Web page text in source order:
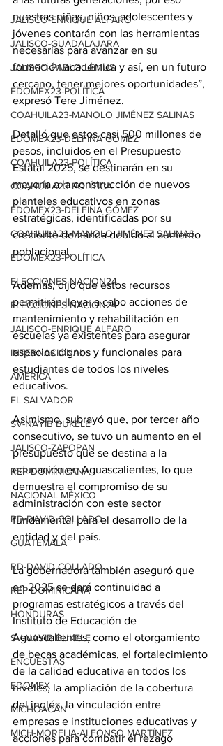
JALISCO-ENRIQUE ALFARO
JALISCO-GUADALAJARA
JALISCO-PABLO LEMUS
EDOMEX23-POLÍTICA
COAHUILA23-MANOLO JIMÉNEZ SALINAS
EDOMEX23-DELFINA GÓMEZ
COAHUILA23-POLÍTICA
COAHUILA23-POLÍTICA
EDOMEX23-DELFINA GÓMEZ
COAHUILA23-MANOLO JIMÉNEZ SALINAS
EDOMEX23-POLÍTICA
ELECCIONES-NACION24
ELECCIONES-NACION24
JALISCO-ENRIQUE ALFARO
INTERNACIONAL
AMÉRICA
EL SALVADOR
SV-NAYIB BUKELE
JALISCO-ZAPOPAN
REP DOMINICANA
NACIONAL MÉXICO
RD-DAVID COLLADO
GUATEMALA
RD-DAVID COLLADO
REP DOMINICANA
HONDURAS
SV-NAYIB BUKELE
ENCUESTAS
EDOMEX
MICHOACÁN
MICH-MORELIA-ALFONSO MARTÍNEZ
nuestras niñas, niños, adolescentes y
jóvenes contarán con las herramientas
necesarias para avanzar en su
formación académica y así, en un futuro
cercano, tener mejores oportunidades”,
expresó Tere Jiménez.
Detalló que estos casi 500 millones de
pesos, incluidos en el Presupuesto
Estatal 2025, se destinarán en su
mayoría a la construcción de nuevos
planteles educativos en zonas
estratégicas, identificadas por su
creciente demanda debido al aumento
poblacional.
Además, dijo que estos recursos
permitirán llevar a cabo acciones de
mantenimiento y rehabilitación en
escuelas ya existentes para asegurar
espacios dignos y funcionales para
estudiantes de todos los niveles
educativos.
Asimismo, subrayó que, por tercer año
consecutivo, se tuvo un aumento en el
presupuesto que se destina a la
educación en Aguascalientes, lo que
demuestra el compromiso de su
administración con este sector
fundamental para el desarrollo de la
entidad y del país.
La gobernadora también aseguró que
en 2025 se dará continuidad a
programas estratégicos a través del
Instituto de Educación de
Aguascalientes, como el otorgamiento
de becas académicas, el fortalecimiento
de la calidad educativa en todos los
niveles, la ampliación de la cobertura
del inglés, la vinculación entre
empresas e instituciones educativas y
acciones para combatir el rezago